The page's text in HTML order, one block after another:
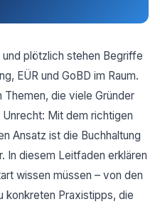
plötzlich stehen Begriffe
EÜR und GoBD im Raum.
Themen, die viele Gründer
Mit dem richtigen
Ansatz ist die Buchhaltung
In diesem Leitfaden erklären
wissen müssen – von den
konkreten Praxistipps, die